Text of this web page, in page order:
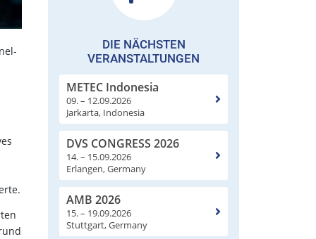
DIE NÄCHSTEN
VERANSTALTUNGEN
METEC Indonesia
09. – 12.09.2026
Jarkarta, Indonesia
DVS CONGRESS 2026
14. – 15.09.2026
Erlangen, Germany
AMB 2026
15. – 19.09.2026
Stuttgart, Germany